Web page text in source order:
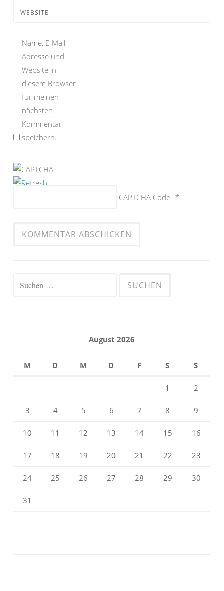
WEBSITE
Name, E-Mail-
Adresse und
Website in
diesem Browser
für meinen
nächsten
Kommentar
speichern.
CAPTCHA Code *
Suchen
August 2026
M D M D F S S
1 2
3 4 5 6 7 8 9
10 11 12 13 14 15 16
17 18 19 20 21 22 23
24 25 26 27 28 29 30
31